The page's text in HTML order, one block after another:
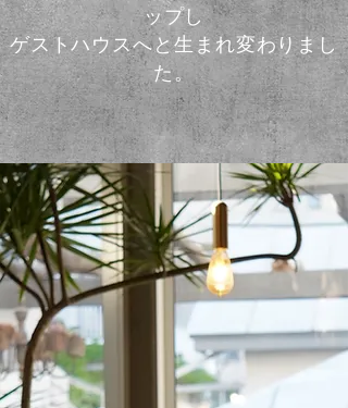
ップし
ゲストハウスへと生まれ変わりまし
た。